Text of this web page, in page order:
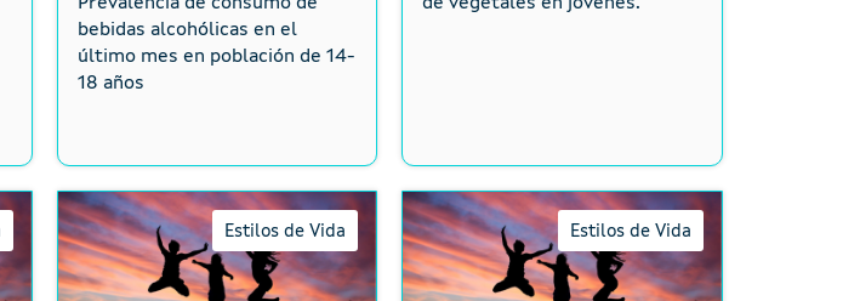
bebidas alcohólicas en el
último mes en población de 14-
18 años
Estilos de Vida Estilos de Vida